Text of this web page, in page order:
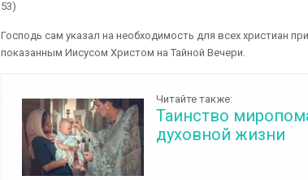
53)
Господь сам указал на необходимость для всех христиан
показанным Иисусом Христом на Тайной Вечери.
Читайте также:
Таинство
духовной жизни